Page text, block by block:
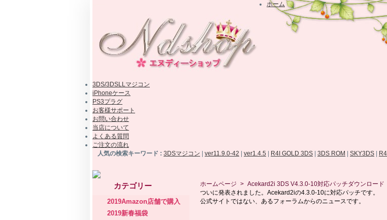
ホーム
3DS/3DSLLマジコン
iPhoneケース
PS3プラグ
お客様サポート
お問い合わせ
当店について
よくある質問
ご注文の流れ
人気の検索キーワード : 3DSマジコン ver11.9.0-42 ver1.4.5 R4I GOLD 3DS 3DS ROM SKY3DS
カテゴリー
2019Amazon店舗で購入
2019新春福袋
ホームページ > Acekard2i 3DS V4.3.0-10対応パッチダウンロード
ついに発表されました。Acekard2iの4.3.0-10に対応パッチです。
公式サイトではない、あるフォーラムからのニュースです。